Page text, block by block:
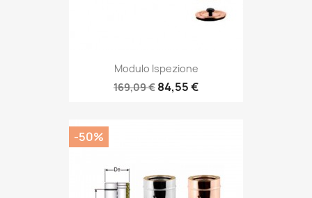
Modulo Ispezione
169,09 € 84,55 €
-50%